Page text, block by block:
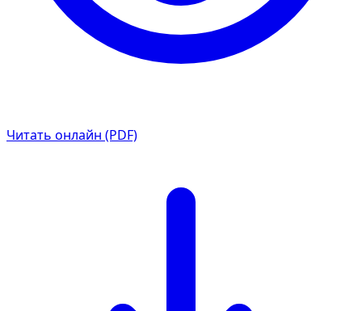
Читать онлайн (PDF)